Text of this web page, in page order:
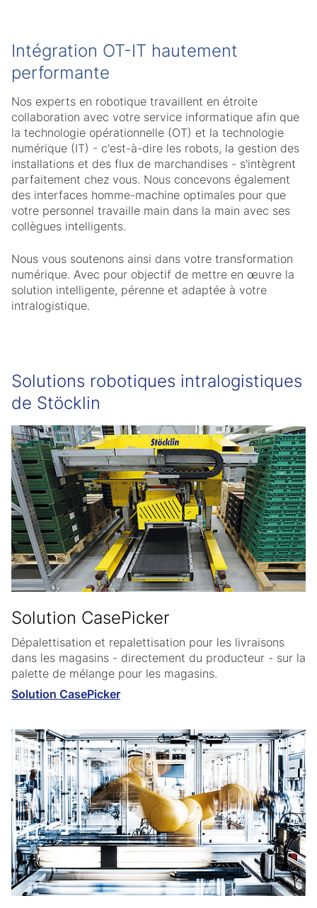
Intégration OT-IT hautement
performante
Nos experts en robotique travaillent en étroite
collaboration avec votre service informatique afin que
la technologie opérationnelle (OT) et la technologie
numérique (IT) - c'est-à-dire les robots, la gestion des
installations et des flux de marchandises - s'intègrent
parfaitement chez vous. Nous concevons également
des interfaces homme-machine optimales pour que
votre personnel travaille main dans la main avec ses
collègues intelligents.
Nous vous soutenons ainsi dans votre transformation
numérique. Avec pour objectif de mettre en œuvre la
solution intelligente, pérenne et adaptée à votre
intralogistique.
Solutions robotiques intralogistiques
de Stöcklin
Solution CasePicker
Dépalettisation et repalettisation pour les livraisons
dans les magasins - directement du producteur - sur la
palette de mélange pour les magasins.
Solution CasePicker